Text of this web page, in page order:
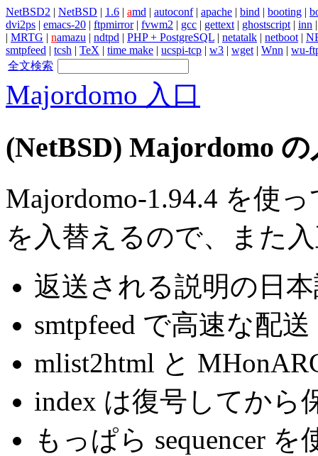
NetBSD2 | NetBSD | 1.6 | amd | autoconf| apache | bind | booting |
dvi2ps | emacs-20 | ftpmirror| fvwm2 | gcc | gettext | ghostscript | inn
| MRTG | namazu | ndtpd | PHP + PostgreSQL | netatalk | netboot |
smtpfeed | tcsh | TeX | time make | ucspi-tcp | w3 | wget | Wnn | wu-
全文検索
Majordomo 入口
(NetBSD) Majordomo
Majordomo-1.94.4 を使
を入替えるので、また
返送される説明の日
smtpfeed で高速な配送
mlist2html と
index は復号してから
もっぱら sequencer を